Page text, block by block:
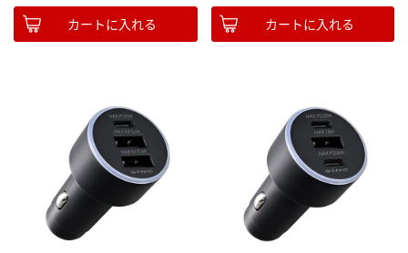
カートに入れる カートに入れる